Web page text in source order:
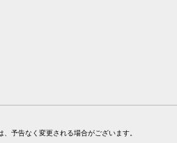
予告なく変更される場合がございます。